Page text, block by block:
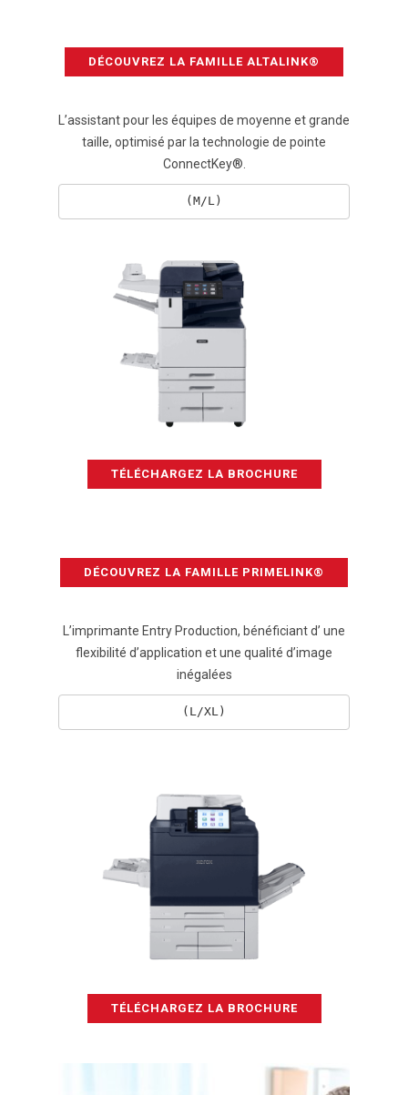
DÉCOUVREZ LA FAMILLE ALTALINK®
L’assistant pour les équipes de moyenne et grande
taille, optimisé par la technologie de pointe
ConnectKey®.
(M/L)
TÉLÉCHARGEZ LA BROCHURE
DÉCOUVREZ LA FAMILLE PRIMELINK®
L’imprimante Entry Production, bénéficiant d’ une
flexibilité d’application et une qualité d’image
inégalées
(L/XL)
TÉLÉCHARGEZ LA BROCHURE